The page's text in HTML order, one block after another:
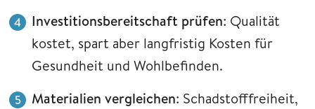
Investitionsbereitschaft prüfen: Qualität
kostet, spart aber langfristig Kosten für
Gesundheit und Wohlbefinden.
Materialien vergleichen: Schadstofffreiheit,